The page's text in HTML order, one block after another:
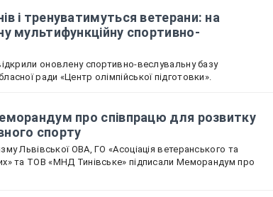
і тренуватимуться ветерани: на
мультифункційну спортивно-
оновлену спортивно-веслувальну базу
ради «Центр олімпійської підготовки».
про співпрацю для розвитку
спорту
Львівської ОВА, ГО «Асоціація ветеранського та
та ТОВ «МНД Тинівське» підписали Меморандум про